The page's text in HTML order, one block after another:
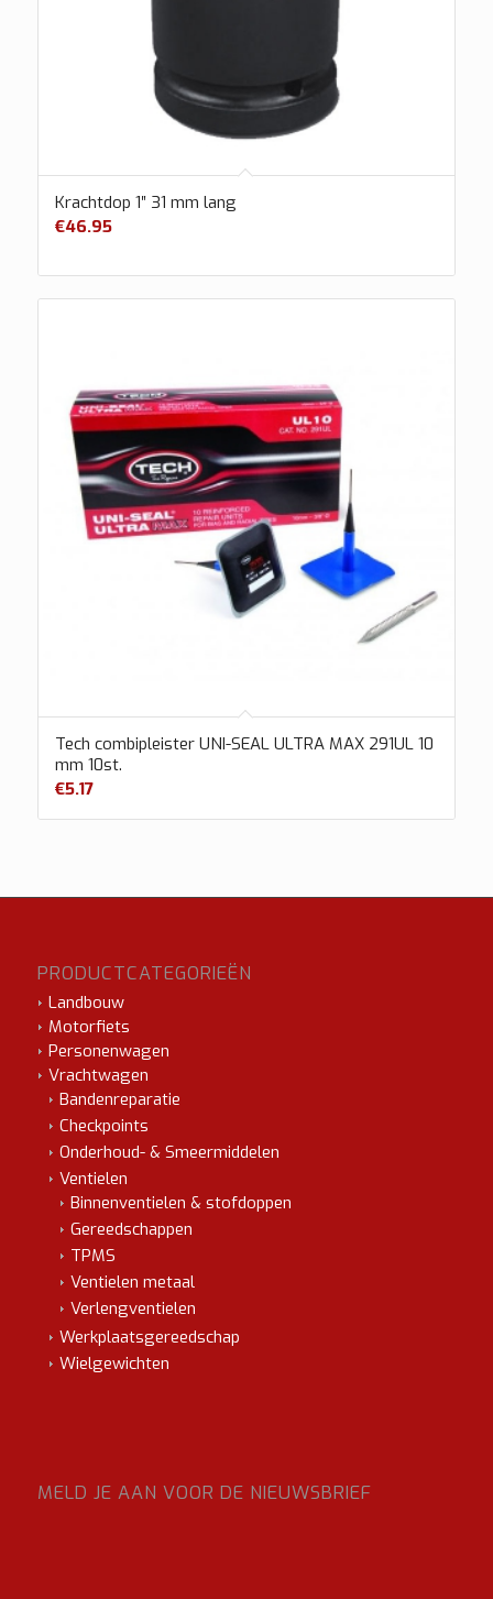
Krachtdop 1″ 31 mm lang
€46.95
Tech combipleister UNI-SEAL ULTRA MAX 291UL 10
mm 10st.
€5.17
PRODUCTCATEGORIEËN
Landbouw
Motorfiets
Personenwagen
Vrachtwagen
Bandenreparatie
Checkpoints
Onderhoud- & Smeermiddelen
Ventielen
Binnenventielen & stofdoppen
Gereedschappen
TPMS
Ventielen metaal
Verlengventielen
Werkplaatsgereedschap
Wielgewichten
MELD JE AAN VOOR DE NIEUWSBRIEF